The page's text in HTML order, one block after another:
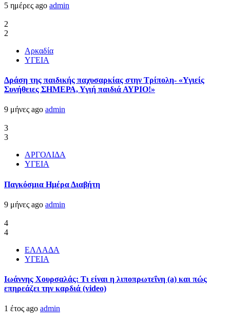
5 ημέρες ago admin
2
2
Αρκαδία
ΥΓΕΙΑ
Δράση της παιδικής παχυσαρκίας στην Τρίπολη- «Υγιείς
Συνήθειες ΣΗΜΕΡΑ, Υγιή παιδιά ΑΥΡΙΟ!»
9 μήνες ago admin
3
3
ΑΡΓΟΛΙΔΑ
ΥΓΕΙΑ
Παγκόσμια Ημέρα Διαβήτη
9 μήνες ago admin
4
4
ΕΛΛΑΔΑ
ΥΓΕΙΑ
Ιωάννης Χουρσαλάς: Τι είναι η λιποπρωτεΐνη (a) και πώς
επηρεάζει την καρδιά (video)
1 έτος ago admin